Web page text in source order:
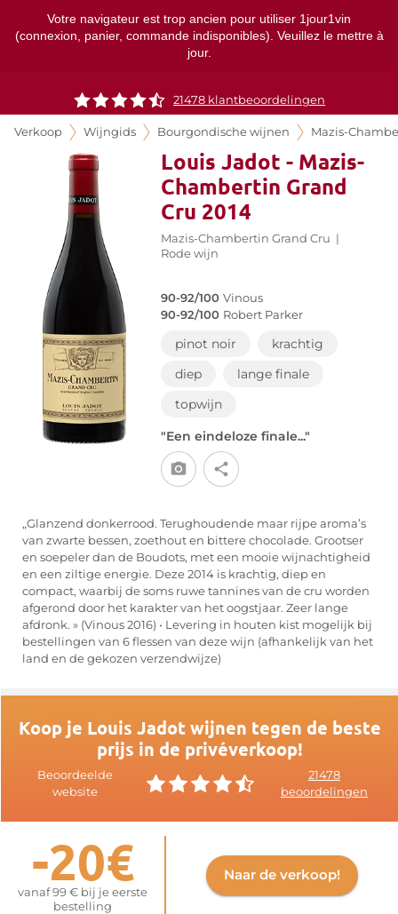
Votre navigateur est trop ancien pour utiliser 1jour1vin
(connexion, panier, commande indisponibles). Veuillez le mettre à
jour.
21478 klantbeoordelingen
Verkoop Wijngids Bourgondische wijnen Mazis-
Louis Jadot - Mazis-
Chambertin Grand
Cru 2014
Mazis-Chambertin Grand Cru |
Rode wijn
90-92/100 Vinous
90-92/100 Robert Parker
pinot noir
krachtig
diep
lange finale
topwijn
"Een eindeloze finale..."
„Glanzend donkerrood. Terughoudende maar rijpe aroma’s
van zwarte bessen, zoethout en bittere chocolade. Grootser
en soepeler dan de Boudots, met een mooie wijnachtigheid
en een ziltige energie. Deze 2014 is krachtig, diep en
compact, waarbij de soms ruwe tannines van de cru worden
afgerond door het karakter van het oogstjaar. Zeer lange
afdronk. » (Vinous 2016) • Levering in houten kist mogelijk bij
bestellingen van 6 flessen van deze wijn (afhankelijk van het
land en de gekozen verzendwijze)
Koop je Louis Jadot wijnen tegen de beste
prijs in de privéverkoop!
Beoordeelde
website
21478
beoordelingen
-20€
vanaf 99 € bij je eerste
bestelling
Naar de verkoop!